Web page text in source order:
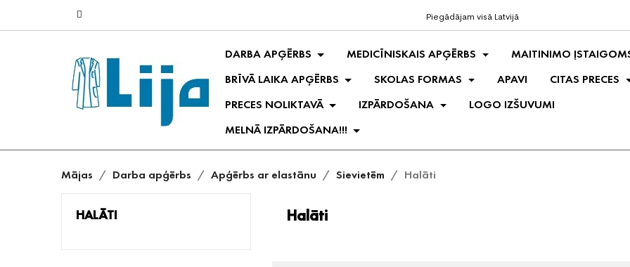
Piegādājam visā Latvijā
DARBA APĢĒRBS MEDICĪNISKAIS APĢĒRBS
MAITINIMO
BRĪVĀ LAIKA APĢĒRBS
SKOLAS FORMAS APAVI
CITAS PRECES
PRECES NOLIKTAVĀ
IZPĀRDOŠANA
LOGO IZŠUVUMI
MELNĀ IZPĀRDOŠANA!!!
Mājas Darba apģērbs Apģērbs ar elastānu Sievietēm Halāti
HALĀTI Halāti